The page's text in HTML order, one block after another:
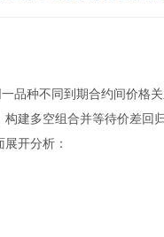
品种不同到期合约间价格
建多空组合并等待价差回
开分析：